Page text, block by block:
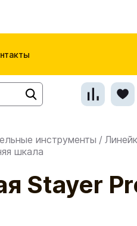
инструменты /
шкала
Stayer